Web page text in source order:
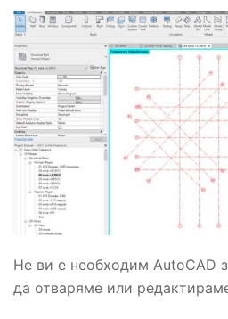
Не ви е необходим AutoCAD
да отваряме или